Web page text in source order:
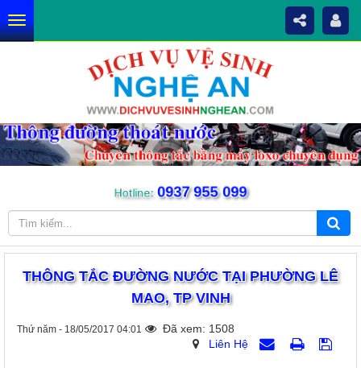
Hotline: 0937 955 099
THÔNG TẮC ĐƯỜNG NƯỚC TẠI PHƯỜNG LÊ
MAO, TP VINH
Thứ năm - 18/05/2017 04:01
Đã xem: 1508
Liên Hệ